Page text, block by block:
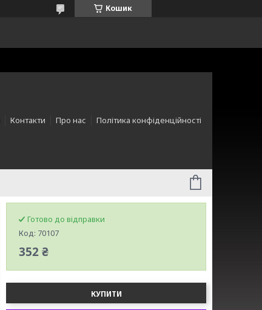
Кошик
Контакти Про нас Політика конфіденційності
Готово до відправки
Код: 70107
352 ₴
КУПИТИ